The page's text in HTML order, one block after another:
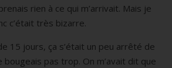
rien à ce qui m’arrivait. Mais je
c’était très bizarre.
15 jours, ça s’était un peu arrêté de
bougeais pas trop. On m’avait dit que